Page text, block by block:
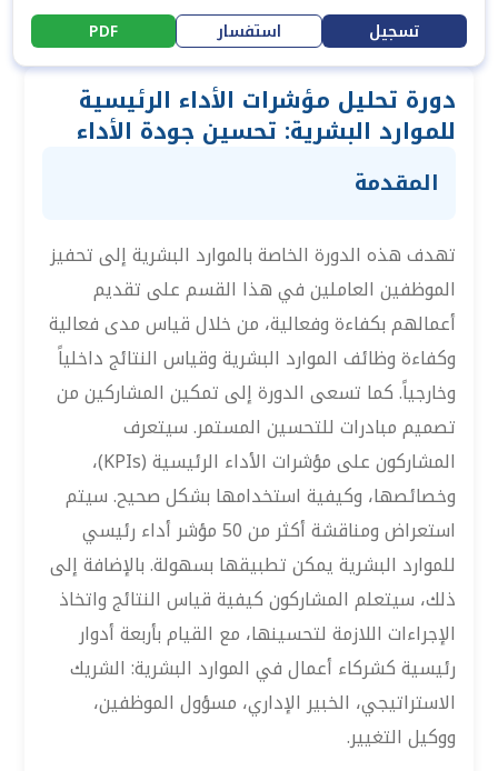
تسجيل استفسار PDF
دورة تحليل مؤشرات الأداء الرئيسية
للموارد البشرية: تحسين جودة الأداء
المقدمة
تهدف هذه الدورة الخاصة بالموارد البشرية إلى تحفيز
الموظفين العاملين في هذا القسم على تقديم
أعمالهم بكفاءة وفعالية، من خلال قياس مدى فعالية
وكفاءة وظائف الموارد البشرية وقياس النتائج داخلياً
وخارجياً. كما تسعى الدورة إلى تمكين المشاركين من
تصميم مبادرات للتحسين المستمر. سيتعرف
المشاركون على مؤشرات الأداء الرئيسية (KPIs)،
وخصائصها، وكيفية استخدامها بشكل صحيح. سيتم
استعراض ومناقشة أكثر من 50 مؤشر أداء رئيسي
للموارد البشرية يمكن تطبيقها بسهولة. بالإضافة إلى
ذلك، سيتعلم المشاركون كيفية قياس النتائج واتخاذ
الإجراءات اللازمة لتحسينها، مع القيام بأربعة أدوار
رئيسية كشركاء أعمال في الموارد البشرية: الشريك
الاستراتيجي، الخبير الإداري، مسؤول الموظفين،
ووكيل التغيير.